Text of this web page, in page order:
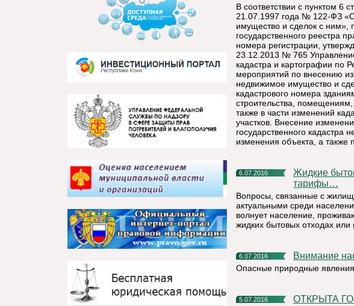
В соответствии с пунктом 6
21.07.1997 года № 122-ФЗ «О
имущество и сделок с ним»,
государственного реестра
номера регистрации,
23.12.2013 № 765
кадастра и картографии по
мероприятий по внесению
недвижимое имущество и
кадастрового номера
строительства, помещениям,
также в части изменений
участков. Внесение
государственного кадастра
изменения объекта, а также
6.07.2016
Жидкие бытовые отходы: реальная картина, низкие
тарифы…
Вопросы, связанные с
актуальными среди
волнует население,
жидких бытовых отходах или
6.07.2016 Внимание
Опасные природные
5.07.2016 ОТКРЫТА